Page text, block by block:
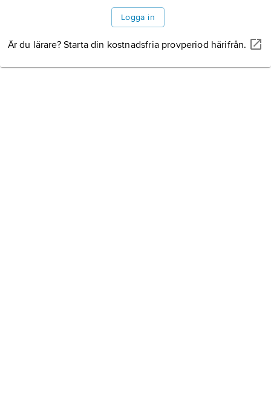
Logga in
Är du lärare? Starta din kostnadsfria provperiod härifrån.